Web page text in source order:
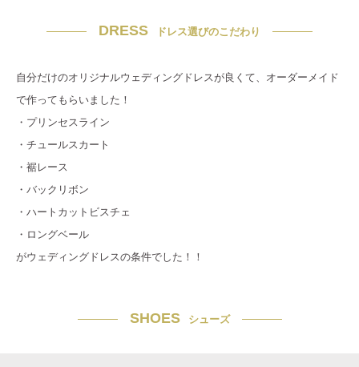
DRESS ドレス選びのこだわり
自分だけのオリジナルウェディングドレスが良くて、オーダーメイド
で作ってもらいました！
・プリンセスライン
・チュールスカート
・裾レース
・バックリボン
・ハートカットビスチェ
・ロングベール
がウェディングドレスの条件でした！！
SHOES シューズ